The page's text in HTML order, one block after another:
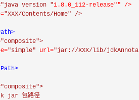
"java version "1.8.0_112-release"" />
"XXX/Contents/Home" />
"composite">
"simple" url="jar://XXX/lib/
"composite">
jar 包路径